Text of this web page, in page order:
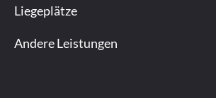
Liegeplätze
Andere Leistungen